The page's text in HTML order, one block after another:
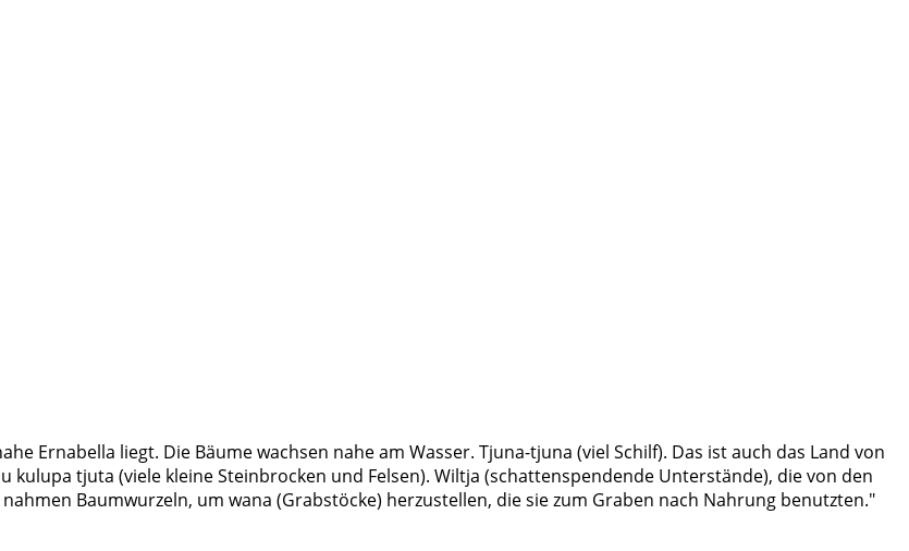
Ernabella liegt. Die Bäume wachsen nahe am Wasser. Tjuna-tjuna (viel Schilf). Das ist auch das Land von
kulupa tjuta (viele kleine Steinbrocken und Felsen). Wiltja (schattenspendende Unterstände), die von den
Baumwurzeln, um wana (Grabstöcke) herzustellen, die sie zum Graben nach Nahrung benutzten."